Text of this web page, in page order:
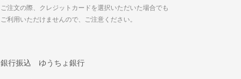
ご注文の際、クレジットカードを選択いただいた場合でも
ご利用いただけませんので、ご注意ください。
銀行振込 ゆうちょ銀行